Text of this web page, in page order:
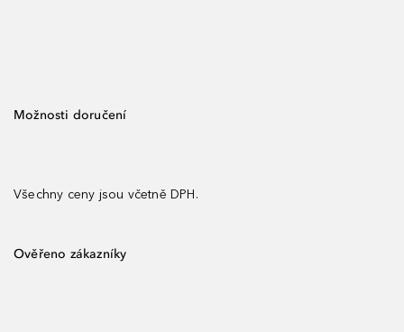
Možnosti doručení
Všechny ceny jsou včetně DPH.
Ověřeno zákazníky